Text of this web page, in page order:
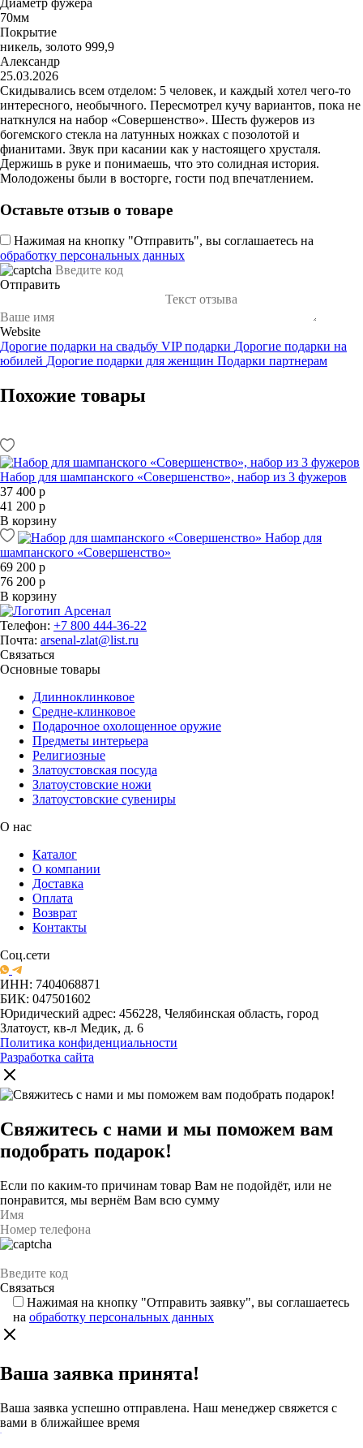
Диаметр фужера
70мм
Покрытие
никель, золото 999,9
Александр
25.03.2026
Скидывались всем отделом: 5 человек, и каждый хотел чего-то
интересного, необычного. Пересмотрел кучу вариантов, пока не
наткнулся на набор «Совершенство». Шесть фужеров из
богемского стекла на латунных ножках с позолотой и
фианитами. Звук при касании как у настоящего хрусталя.
Держишь в руке и понимаешь, что это солидная история.
Молодожены были в восторге, гости под впечатлением.
Оставьте отзыв о товаре
Нажимая на кнопку "Отправить", вы соглашаетесь на
обработку персональных данных
Отправить
Website
Дорогие подарки на свадьбу VIP подарки Дорогие подарки на
юбилей Дорогие подарки для женщин Подарки партнерам
Похожие товары
Набор для шампанского «Совершенство», набор из 3 фужеров
37 400 р
41 200 р
В корзину
Набор для
шампанского «Совершенство»
69 200 р
76 200 р
В корзину
Телефон: +7 800 444-36-22
Почта: arsenal-zlat@list.ru
Связаться
Основные товары
Длинноклинковое
Средне-клинковое
Подарочное охолощенное оружие
Предметы интерьера
Религиозные
Златоустовская посуда
Златоустовские ножи
Златоустовские сувениры
О нас
Каталог
О компании
Доставка
Оплата
Возврат
Контакты
Соц.сети
ИНН: 7404068871
БИК: 047501602
Юридический адрес: 456228, Челябинская область, город
Златоуст, кв-л Медик, д. 6
Политика конфиденциальности
Разработка сайта
Свяжитесь с нами и мы поможем вам
подобрать подарок!
Если по каким-то причинам товар Вам не подойдёт, или не
понравится, мы вернём Вам всю сумму
Нажимая на кнопку "Отправить заявку", вы соглашаетесь
на обработку персональных данных
Ваша заявка принята!
Ваша заявка успешно отправлена. Наш менеджер свяжется с
вами в ближайшее время
Каталог